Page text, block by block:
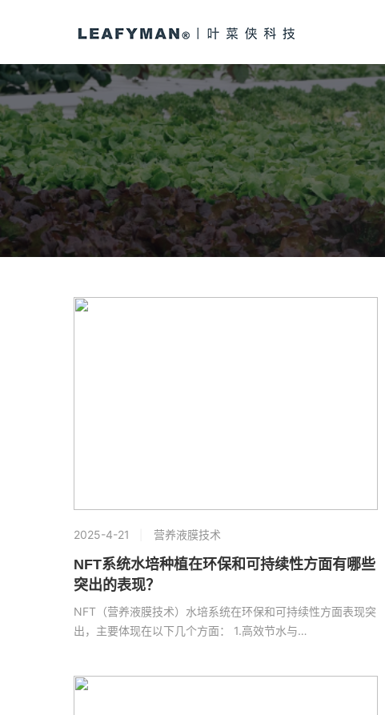
2025-4-21 营养液膜技术
NFT系统水培种植在环保和可持续性方面有哪些
突出的表现？
NFT（营养液膜技术）水培系统在环保和可持续性方面表现突
出，主要体现在以下几个方面： 1.高效节水与…